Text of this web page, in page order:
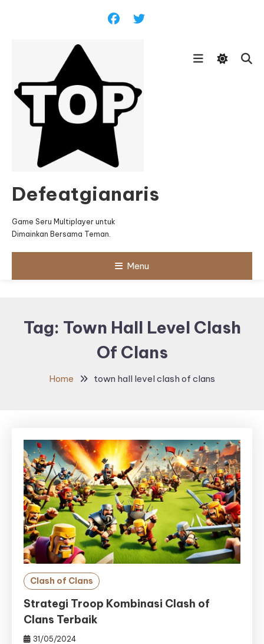
Defeatgianaris
Game Seru Multiplayer untuk
Dimainkan Bersama Teman.
Menu
Tag: Town Hall Level Clash
Of Clans
Home town hall level clash of clans
Clash of Clans
Strategi Troop Kombinasi Clash of
Clans Terbaik
31/05/2024